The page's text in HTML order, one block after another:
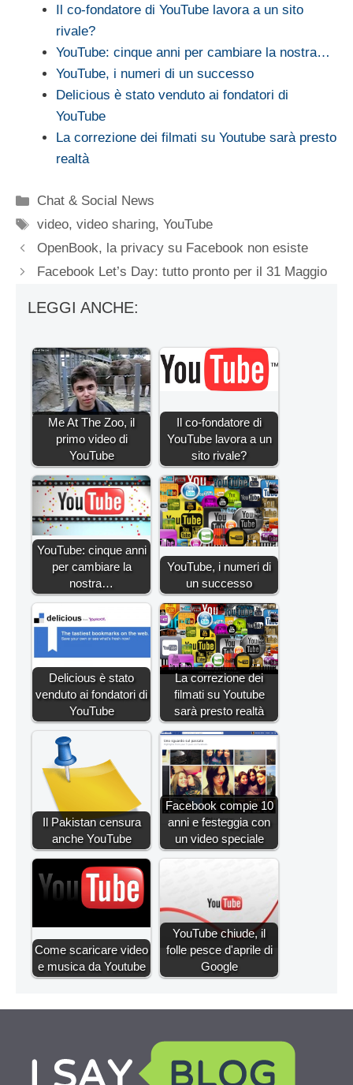
Il co-fondatore di YouTube lavora a un sito
rivale?
YouTube: cinque anni per cambiare la nostra…
YouTube, i numeri di un successo
Delicious è stato venduto ai fondatori di
YouTube
La correzione dei filmati su Youtube sarà presto
realtà
Categorie
Chat & Social News
Tag
video,video sharing,YouTube
OpenBook, la privacy su Facebook non esiste
Facebook Let’s Day: tutto pronto per il 31 Maggio
LEGGI ANCHE:
Me At The Zoo, il
primo video di
YouTube
Il co-fondatore di
YouTube lavora a un
sito rivale?
YouTube: cinque anni
per cambiare la
nostra…
YouTube, i numeri di
un successo
Delicious è stato
venduto ai fondatori di
YouTube
La correzione dei
filmati su Youtube
sarà presto realtà
Il Pakistan censura
anche YouTube
Facebook compie 10
anni e festeggia con
un video speciale
Come scaricare video
e musica da Youtube
YouTube chiude, il
folle pesce d'aprile di
Google